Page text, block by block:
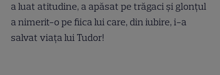
a luat atitudine, a apăsat pe trăgaci și glonțul
a nimerit-o pe fiica lui care, din iubire, i-a
salvat viața lui Tudor!